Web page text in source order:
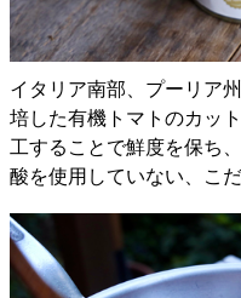
イタリア南部、プーリア
培した有機トマトのカッ
工することで鮮度を保ち
酸を使用していない、こ